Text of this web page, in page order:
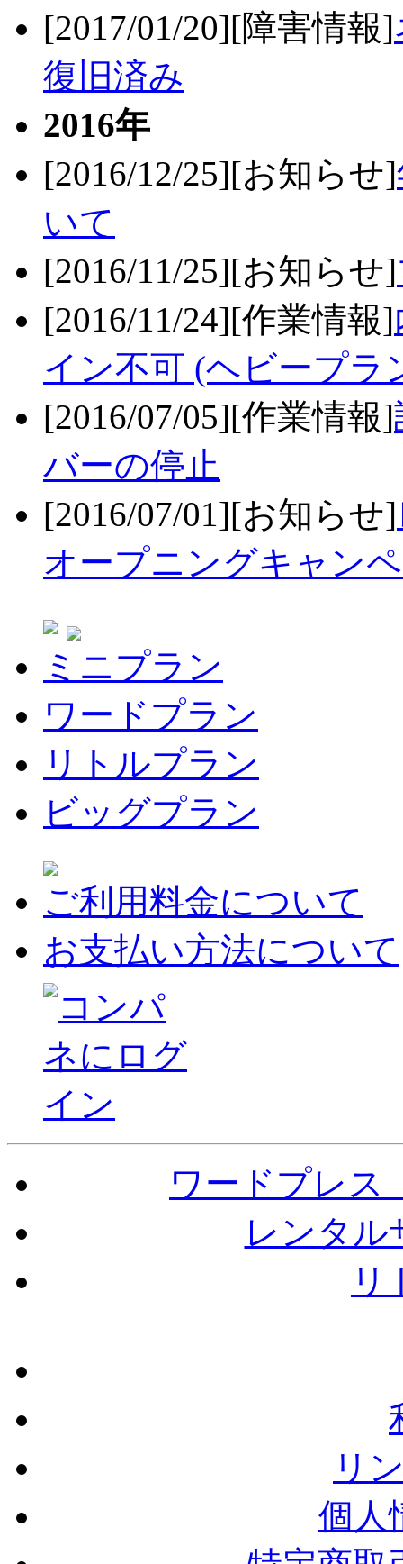
[2017/01/20][障害情報]
復旧済み
2016年
[2016/12/25][お知らせ]
いて
[2016/11/25][お知らせ]
[2016/11/24][作業情報]
イン不可 (ヘビープラ
[2016/07/05][作業情報]
バーの停止
[2016/07/01][お知らせ]
オープニングキャン
ミニプラン
ワードプラン
リトルプラン
ビッグプラン
ご利用料金について
お支払い方法について
ワードプレス
レンタル
リ
リ
個人